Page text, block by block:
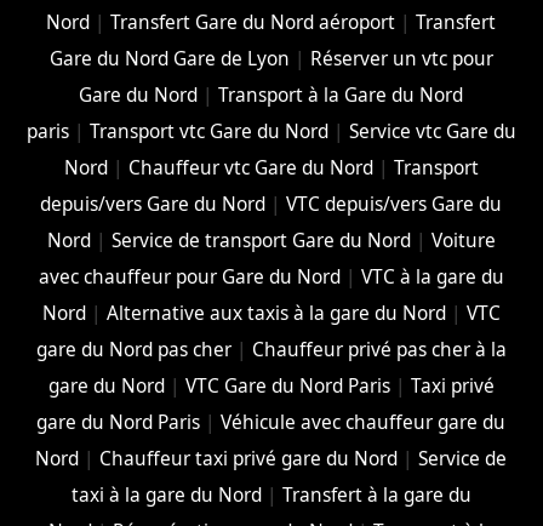
Nord |Transfert Gare du Nord aéroport |Transfert
Gare du Nord Gare de Lyon | Réserver un vtc pour
Gare du Nord |Transport à la Gare du Nord
paris| Transport vtc Gare du Nord| Service vtc Gare du
Nord| Chauffeur vtc Gare du Nord| Transport
depuis/vers Gare du Nord |VTC depuis/vers Gare du
Nord| Service de transport Gare du Nord| Voiture
avec chauffeur pour Gare du Nord| VTC à la gare du
Nord| Alternative aux taxis à la gare du Nord| VTC
gare du Nord pas cher| Chauffeur privé pas cher à la
gare du Nord| VTC Gare du Nord Paris| Taxi privé
gare du Nord Paris |Véhicule avec chauffeur gare du
Nord | Chauffeur taxi privé gare du Nord |Service de
taxi à la gare du Nord| Transfert à la gare du